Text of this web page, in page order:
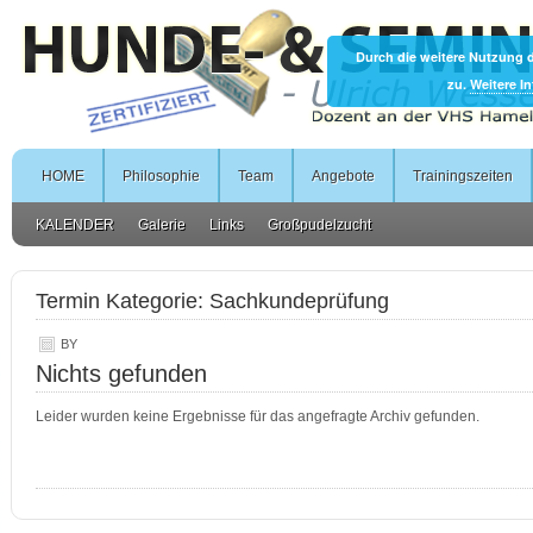
HOME Philosophie Team Angebote Trainingszeiten
KALENDER Galerie Links Großpudelzucht
Termin Kategorie: Sachkundeprüfung
BY
Nichts gefunden
Leider wurden keine Ergebnisse für das angefragte Archiv gefunden.
Durch die weitere Nutzung
zu. Weitere